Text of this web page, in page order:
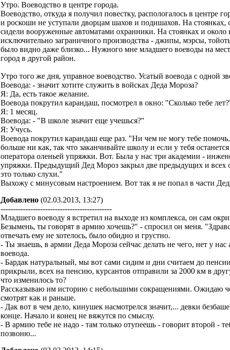
Утро. Воеводство в центре города.
Воеводство, откуда я получил повестку, распологалось в центре
и роскоши не уступали дворцам шахов и подишахов. На
сидели вооруженные автоматами охранники. На стоянках и
исключительно заграничного производства - джипы, мэрсы,
было видно даже близко... Нужного мне младшего воеводы на
город в другой район.
Утро того же дня, управное воеводство. Усатый воевода с одной
Воевода: - значит хотите служить в войсках Деда Мороза?
Я: Да, есть такое желание.
Воевода покрутил карандаш, посмотрел в окно: "Сколько тебе
Я: 1 месяц.
Воевода: - "В школе значит еще учешься?"
Я: Учусь.
Воевода покрутил карандаш еще раз. "Ни чем не могу тебе
больше ни как, так что заканчивайте школу и если у тебя
оператора оленьей упряжки. Вот. Была у нас три академии -
упряжки. Предыдущий Дед Мороз закрыл две предыдущих и всех
это только слухи."
Выхожу с минусовым настроением. Вот так я не попал в части
Добавлено (02.03.2013, 13:27)
---------------------------------------------
Младшего воеводу я встретил на выходе из комплекса, он сам
Безымень, ты говорят в армию хочешь?" - спросил он меня.
отвечать ему не хотелось, было обидно и грустно.
- Ты знаешь, в армии Деда Мороза сейчас делать не чего, нет у
воевода.
- Бардак натуральный, мы вот сами сидим и дни считаем до
прикрыли, всех на пенсию, курсантов отправили за 2000 км в
что изменилось то?
Рассказываю им историю с небольшими сокращениями. Ожидаю
смотрят как и раньше.
- Дак вот в чем дело, кинушек насмотрелся значит,... девки
конце. Начало и конец не вяжутся по смыслу.
- В армию тебе не надо - там только отупеешь - говорит второй -
позвоню...